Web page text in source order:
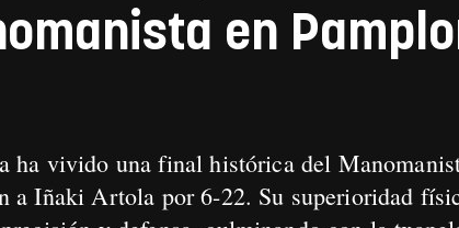
en
ha vivido una final histórica del
a Iñaki Artola por 6-22. Su superioridad